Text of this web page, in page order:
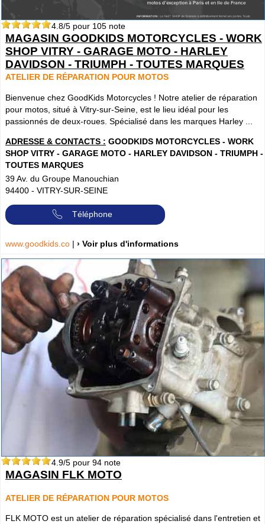
4.8/5 pour 105 note
MAGASIN GOODKIDS MOTORCYCLES - WORK
SHOP VITRY - GARAGE MOTO - HARLEY
DAVIDSON - TRIUMPH - TOUTES MARQUES
ATELIER DE RÉPARATION POUR MOTOS
Bienvenue chez GoodKids Motorcycles ! Notre atelier de réparation
pour motos, situé à Vitry-sur-Seine, est le lieu idéal pour les
passionnés de deux-roues. Spécialisé dans les marques Harley ...
ADRESSE & CONTACTS : GOODKIDS MOTORCYCLES - WORK
SHOP VITRY - GARAGE MOTO - HARLEY DAVIDSON - TRIUMPH -
TOUTES MARQUES
39 Av. du Groupe Manouchian
94400 - VITRY-SUR-SEINE
Téléphone
www.goodkids.co | › Voir plus d'informations
4.9/5 pour 94 note
MAGASIN FLK MOTO
ATELIER DE RÉPARATION POUR MOTOS
FLK MOTO est un atelier de réparation spécialisé dans l'entretien et